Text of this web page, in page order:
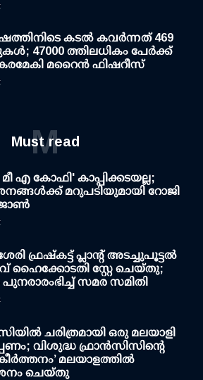
കടല്‍ കവര്‍ന്നത് 469
47000 ത്തിലധികം പേര്‍ക്ക്
മറൈന്‍ ഫിഷറീസ്
Must read
M
എ കോഫി' കാപ്പിക്കടയല്ല;
മറുപടിയുമായി റോജി
ഫ്രഷ്കട്ട് പ്ലാന്റ് അടച്ചുപൂട്ടൽ
ഹൈക്കോടതി സ്റ്റേ ചെയ്തു;
സമര സമിതി
ചരിത്രമായി ഒരു മലയാളി
വിശുദ്ധ ഫ്രാൻസിസിന്റെ
മലയാളത്തിൽ
ചെയ്തു